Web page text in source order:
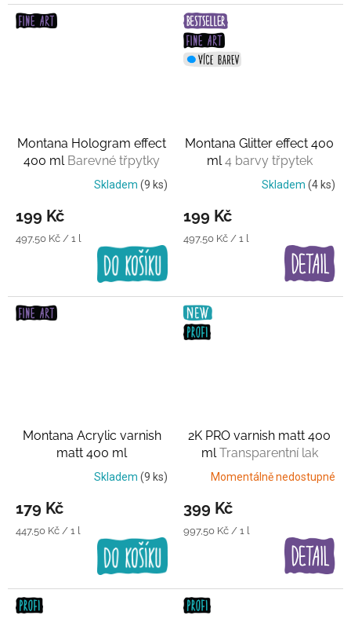
Montana Hologram effect
400 ml Barevné třpytky
Skladem (9 ks)
199 Kč
Měrná
497,50 Kč / 1 l
Montana Glitter effect 400
ml4 barvy třpytek
Skladem (4 ks)
199 Kč
Měrná
497,50 Kč / 1 l
Montana Acrylic varnish
matt 400 ml
Transparentní lak
Skladem (9 ks)
179 Kč
Měrná
447,50 Kč / 1 l
2K PRO varnish matt 400
ml Transparentní lak
Momentálně nedostupné
399 Kč
Měrná
997,50 Kč / 1 l